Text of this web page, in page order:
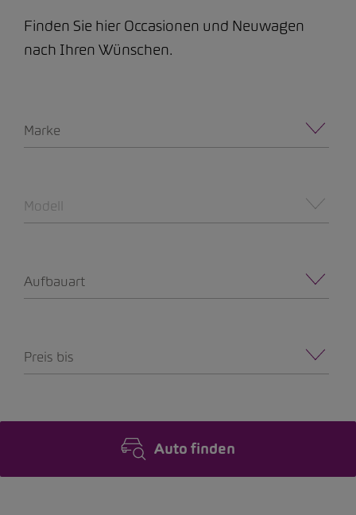
Finden Sie hier Occasionen und Neuwagen
nach Ihren Wünschen.
Marke
Modell
Aufbauart
Preis bis
Auto finden